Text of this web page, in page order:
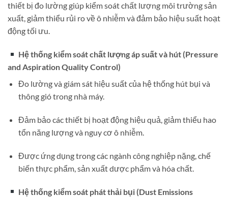
thiết bị đo lường giúp kiểm soát chất lượng môi trường sản
xuất, giảm thiểu rủi ro về ô nhiễm và đảm bảo hiệu suất hoạt
động tối ưu.
Hệ thống kiểm soát chất lượng áp suất và hút (Pressure
and Aspiration Quality Control)
Đo lường và giám sát hiệu suất của hệ thống hút bụi và
thông gió trong nhà máy.
Đảm bảo các thiết bị hoạt động hiệu quả, giảm thiểu hao
tổn năng lượng và nguy cơ ô nhiễm.
Được ứng dụng trong các ngành công nghiệp nặng, chế
biến thực phẩm, sản xuất dược phẩm và hóa chất.
Hệ thống kiểm soát phát thải bụi (Dust Emissions